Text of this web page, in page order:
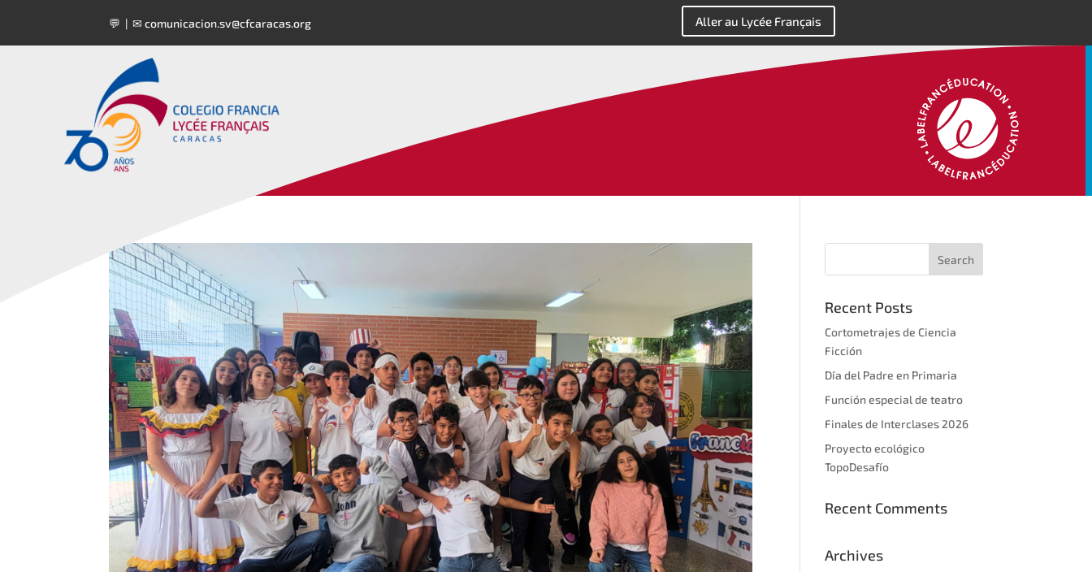
💬 | ✉comunicacion.sv@cfcaracas.org Aller au Lycée Français
Recent Posts
Cortometrajes de Ciencia
Ficción
Día del Padre en Primaria
Función especial de teatro
Finales de Interclases 2026
Proyecto ecológico
TopoDesafío
Recent Comments
Archives